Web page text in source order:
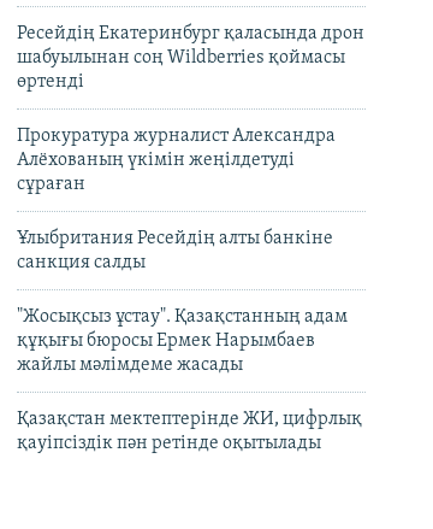
Ресейдің Екатеринбург қаласында дрон
шабуылынан соң Wildberries қоймасы
өртенді
Прокуратура журналист Александра
Алёхованың үкімін жеңілдетуді
сұраған
Ұлыбритания Ресейдің алты банкіне
санкция салды
"Жосықсыз ұстау". Қазақстанның адам
құқығы бюросы Ермек Нарымбаев
жайлы мәлімдеме жасады
Қазақстан мектептерінде ЖИ, цифрлық
қауіпсіздік пән ретінде оқытылады